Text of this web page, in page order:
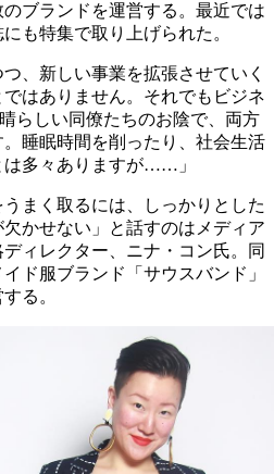
ブランドを運営する。最近では
も特集で取り上げられた。
、新しい事業を拡張させていく
はありません。それでもビジネ
らしい同僚たちのお陰で、両方
睡眠時間を削ったり、社会生活
は多々ありますが……」
うまく取るには、しっかりとした
かせない」と話すのはメディア
ィレクター、ニナ・コン氏。同
ド服ブランド「サウスバンド」
る。